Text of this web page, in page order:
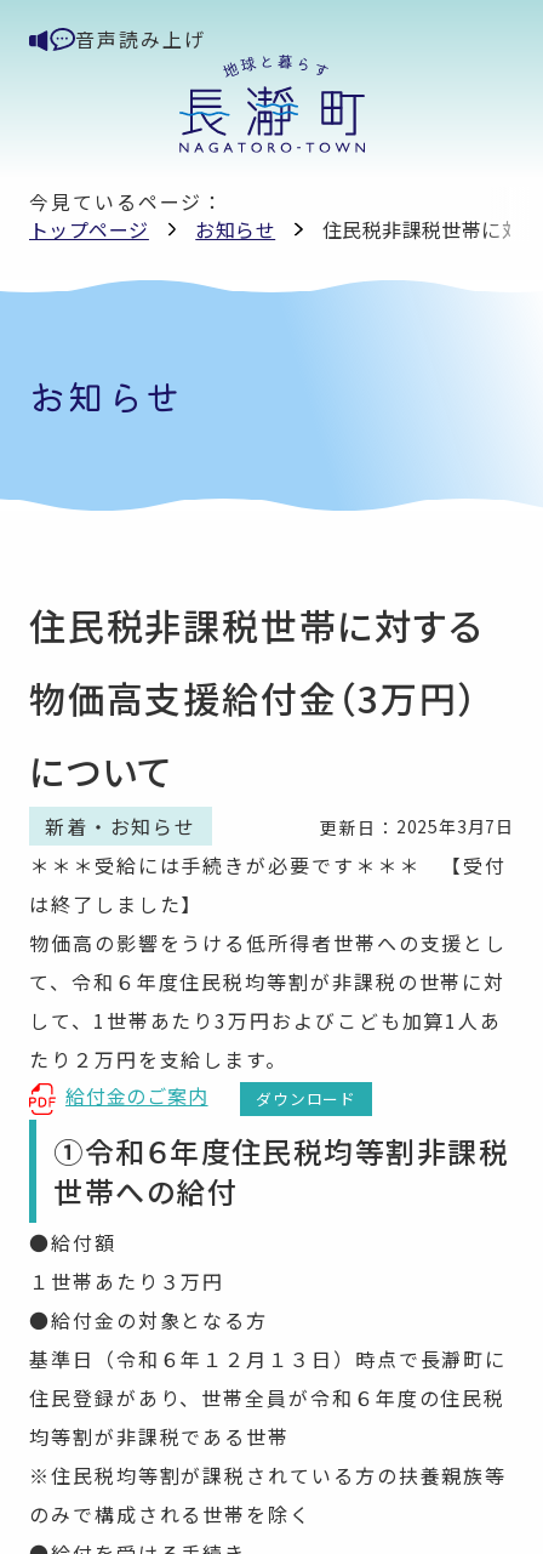
音声読み上げ
今見ているページ：
トップページ
お知らせ 住民税非課税世帯に対
お知らせ
住民税非課税世帯に対する
物価高支援給付金（3万円）
について
新着・お知らせ 更新日： 2025年3月7日
＊＊＊受給には手続きが必要です＊＊＊ 【受付
は終了しました】
物価高の影響をうける低所得者世帯への支援とし
て、令和６年度住民税均等割が非課税の世帯に対
して、1世帯あたり3万円およびこども加算1人あ
たり２万円を支給します。
給付金のご案内
ダウンロード
①令和６年度住民税均等割非課税
世帯への給付
●給付額
１世帯あたり３万円
●給付金の対象となる方
基準日（令和６年１２月１３日）時点で長瀞町に
住民登録があり、世帯全員が令和６年度の住民税
均等割が非課税である世帯
※住民税均等割が課税されている方の扶養親族等
のみで構成される世帯を除く